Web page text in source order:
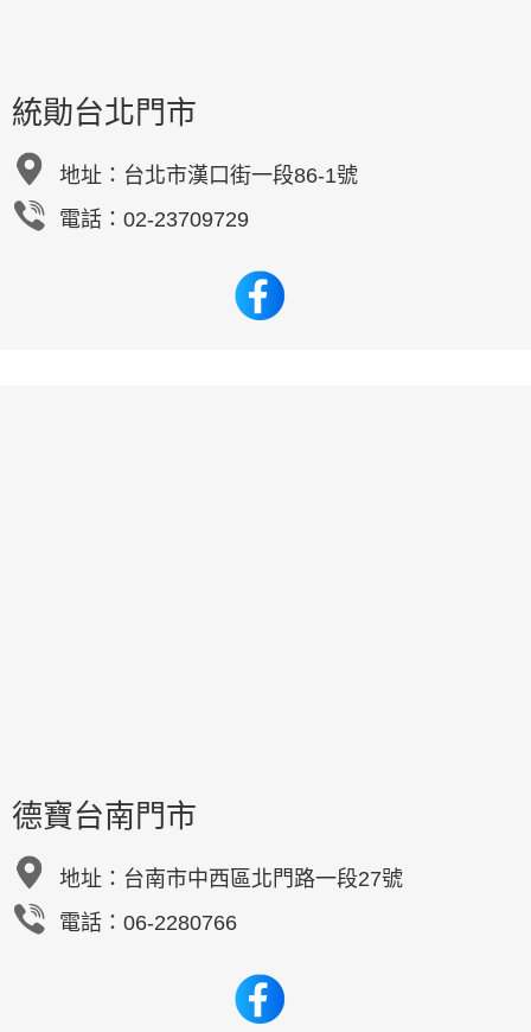
統勛台北門市
地址： 台北市漢口街一段86-1號
電話：02-23709729
德寶台南門市
地址： 台南市中西區北門路一段27號
電話：06-2280766